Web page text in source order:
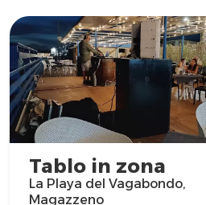
Tablo in zona
La Playa del Vagabondo,
Magazzeno